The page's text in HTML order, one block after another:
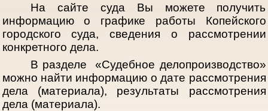
На сайте суда Вы можете получить
информацию о графике работы Копейского
городского суда, сведения о рассмотрении
конкретного дела.
В разделе «Судебное делопроизводство»
можно найти информацию о дате рассмотрения
дела (материала), результаты рассмотрения
дела (материала).